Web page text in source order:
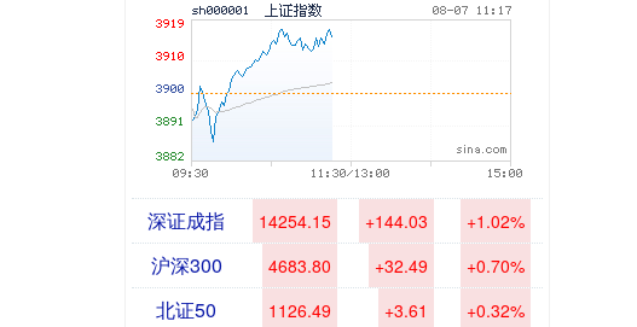
深证成指 14254.15 +144.03 +1.02%
沪深300 4683.80 +32.49 +0.70%
北证50 1126.49 +3.61 +0.32%